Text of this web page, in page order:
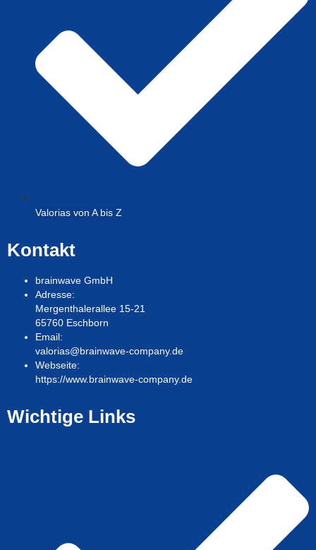
Valorias von A bis Z
Kontakt
brainwave GmbH
Adresse:
Mergenthalerallee 15-21
65760 Eschborn
Email:
valorias@brainwave-company.de
Webseite:
https://www.brainwave-company.de
Wichtige Links